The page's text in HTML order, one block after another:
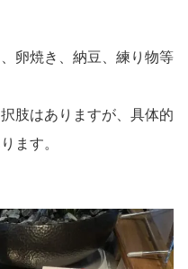
卵焼き、納豆、練り物等
肢はありますが、具体的
ます。